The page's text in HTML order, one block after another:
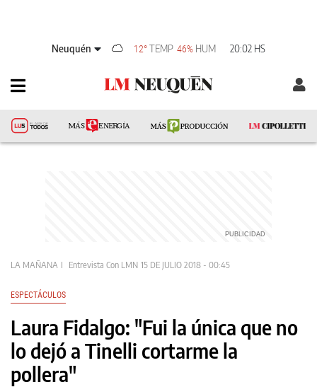
Neuquén 12°TEMP 46% HUM 20:02 HS
LA MAÑANA Entrevista Con LMN 15 DE JULIO 2018 - 00:45
ESPECTÁCULOS
Laura Fidalgo: "Fui la única que no
lo dejó a Tinelli cortarme la
pollera"